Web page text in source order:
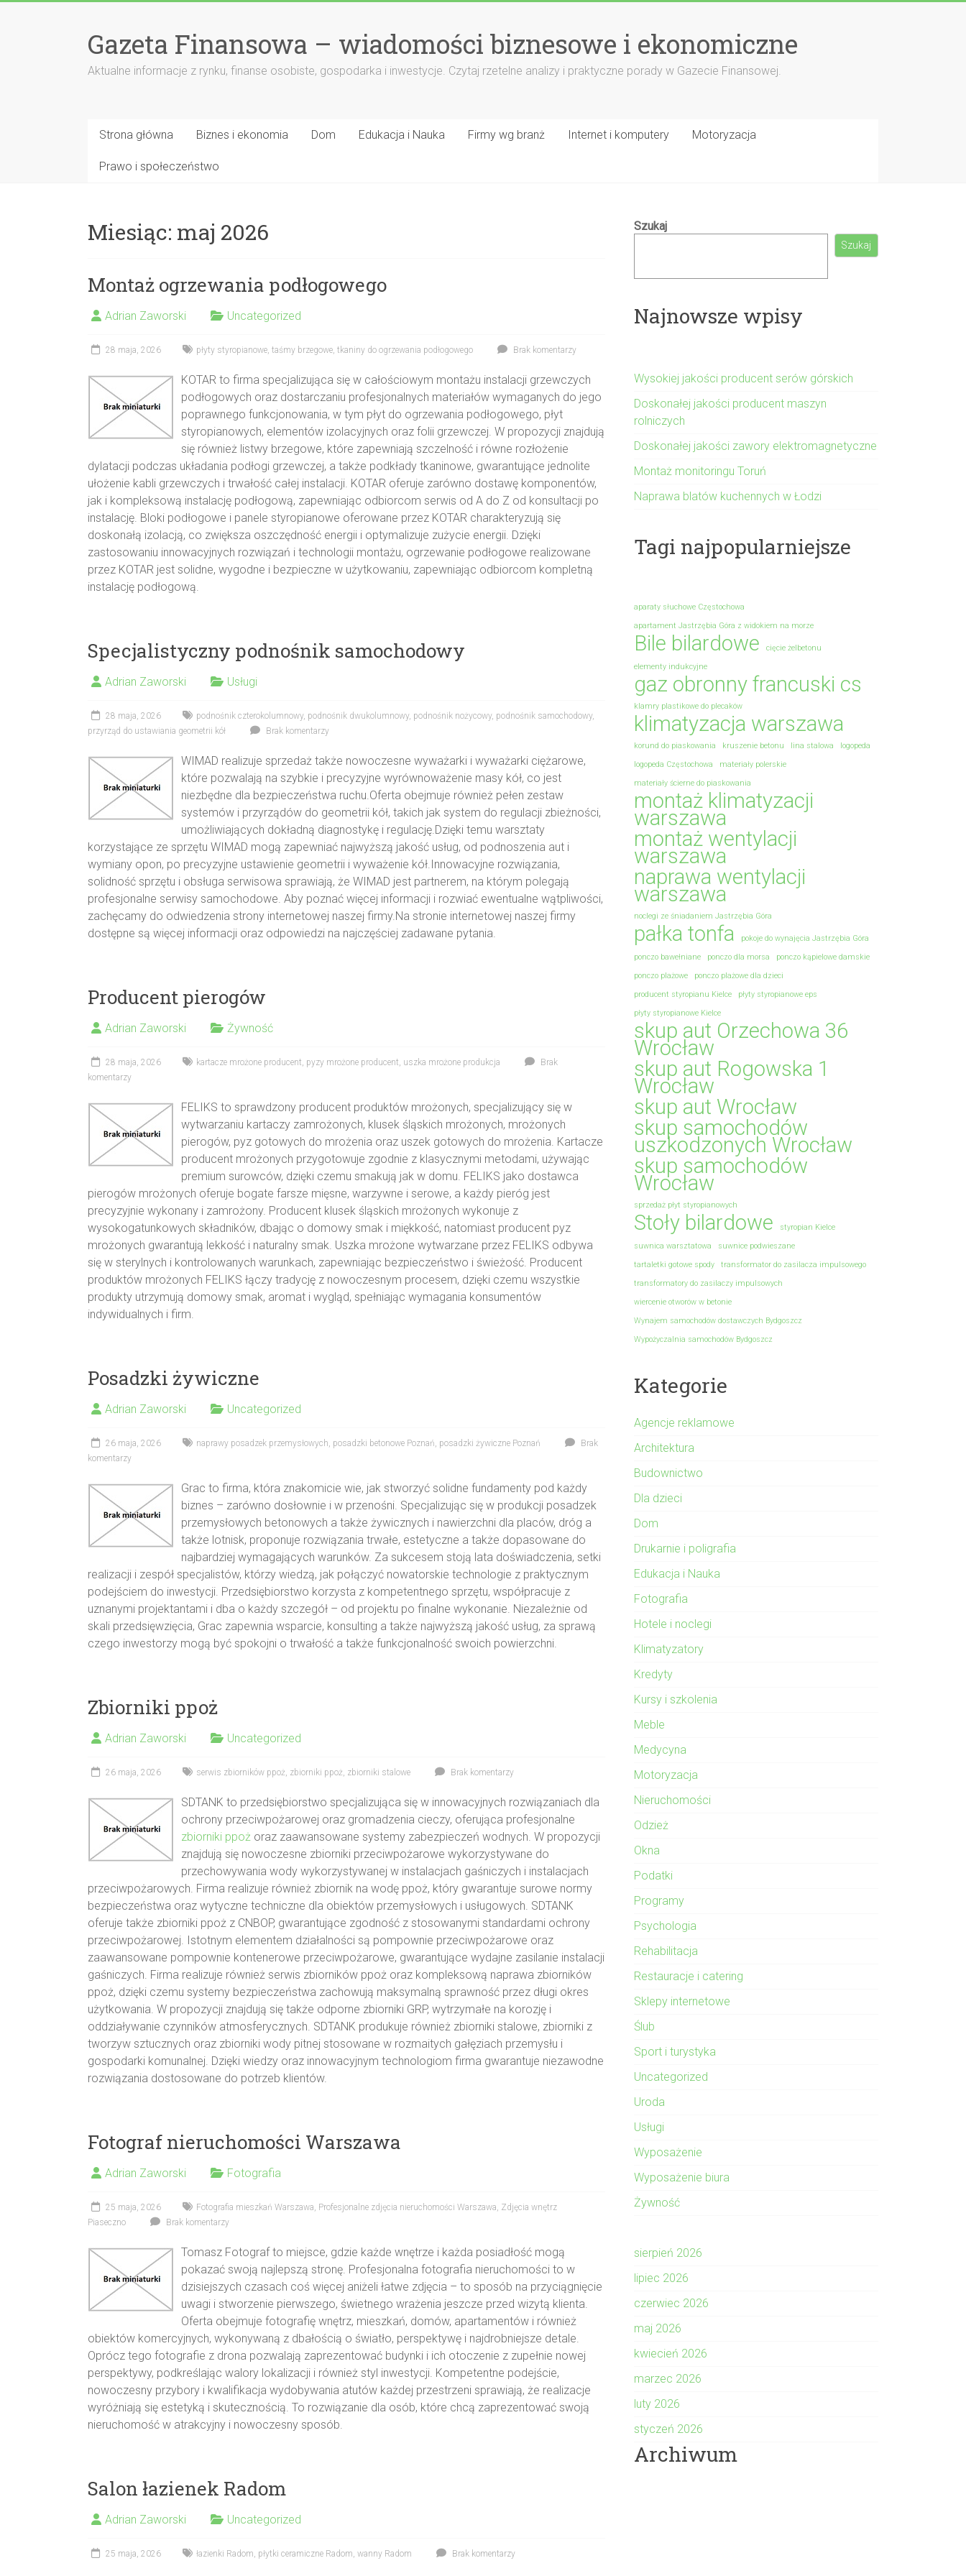
Gazeta Finansowa – wiadomości biznesowe i ekonomiczne
Aktualne informacje z rynku, finanse osobiste, gospodarka i inwestycje. Czytaj rzetelne analizy i praktyczne porady w Gazecie Finansowej.
Strona główna Biznes i ekonomia Dom Edukacja i Nauka Firmy wg branż Internet i komputery Motoryzacja
Prawo i społeczeństwo
Miesiąc: maj 2026
Montaż ogrzewania podłogowego
Adrian Zaworski Uncategorized
28 maja, 2026 płyty styropianowe, taśmy brzegowe, tkaniny do ogrzewania podłogowego Brak komentarzy
KOTAR to firma specjalizująca się w całościowym montażu instalacji grzewczych
podłogowych oraz dostarczaniu profesjonalnych materiałów wymaganych do jego
poprawnego funkcjonowania, w tym płyt do ogrzewania podłogowego, płyt
styropianowych, elementów izolacyjnych oraz folii grzewczej. W propozycji znajdują
się również listwy brzegowe, które zapewniają szczelność i równe rozłożenie
dylatacji podczas układania podłogi grzewczej, a także podkłady tkaninowe, gwarantujące jednolite
ułożenie kabli grzewczych i trwałość całej instalacji. KOTAR oferuje zarówno dostawę komponentów,
jak i kompleksową instalację podłogową, zapewniając odbiorcom serwis od A do Z od konsultacji po
instalację. Bloki podłogowe i panele styropianowe oferowane przez KOTAR charakteryzują się
doskonałą izolacją, co zwiększa oszczędność energii i optymalizuje zużycie energii. Dzięki
zastosowaniu innowacyjnych rozwiązań i technologii montażu, ogrzewanie podłogowe realizowane
przez KOTAR jest solidne, wygodne i bezpieczne w użytkowaniu, zapewniając odbiorcom kompletną
instalację podłogową.
Specjalistyczny podnośnik samochodowy
Adrian Zaworski Usługi
28 maja, 2026 podnośnik czterokolumnowy, podnośnik dwukolumnowy, podnośnik nożycowy, podnośnik samochodowy,
przyrząd do ustawiania geometrii kół
Brak komentarzy
WIMAD realizuje sprzedaż także nowoczesne wyważarki i wyważarki ciężarowe,
które pozwalają na szybkie i precyzyjne wyrównoważenie masy kół, co jest
niezbędne dla bezpieczeństwa ruchu.Oferta obejmuje również pełen zestaw
systemów i przyrządów do geometrii kół, takich jak system do regulacji zbieżności,
umożliwiających dokładną diagnostykę i regulację.Dzięki temu warsztaty
korzystające ze sprzętu WIMAD mogą zapewniać najwyższą jakość usług, od podnoszenia aut i
wymiany opon, po precyzyjne ustawienie geometrii i wyważenie kół.Innowacyjne rozwiązania,
solidność sprzętu i obsługa serwisowa sprawiają, że WIMAD jest partnerem, na którym polegają
profesjonalne serwisy samochodowe. Aby poznać więcej informacji i rozwiać ewentualne wątpliwości,
zachęcamy do odwiedzenia strony internetowej naszej firmy.Na stronie internetowej naszej firmy
dostępne są więcej informacji oraz odpowiedzi na najczęściej zadawane pytania.
Producent pierogów
Adrian Zaworski Żywność
28 maja, 2026 kartacze mrożone producent, pyzy mrożone producent, uszka mrożone produkcja
Brak
komentarzy
FELIKS to sprawdzony producent produktów mrożonych, specjalizujący się w
wytwarzaniu kartaczy zamrożonych, klusek śląskich mrożonych, mrożonych
pierogów, pyz gotowych do mrożenia oraz uszek gotowych do mrożenia. Kartacze
producent mrożonych przygotowuje zgodnie z klasycznymi metodami, używając
premium surowców, dzięki czemu smakują jak w domu. FELIKS jako dostawca
pierogów mrożonych oferuje bogate farsze mięsne, warzywne i serowe, a każdy pieróg jest
precyzyjnie wykonany i zamrożony. Producent klusek śląskich mrożonych wykonuje z
wysokogatunkowych składników, dbając o domowy smak i miękkość, natomiast producent pyz
mrożonych gwarantują lekkość i naturalny smak. Uszka mrożone wytwarzane przez FELIKS odbywa
się w sterylnych i kontrolowanych warunkach, zapewniając bezpieczeństwo i świeżość. Producent
produktów mrożonych FELIKS łączy tradycję z nowoczesnym procesem, dzięki czemu wszystkie
produkty utrzymują domowy smak, aromat i wygląd, spełniając wymagania konsumentów
indywidualnych i firm.
Posadzki żywiczne
Adrian Zaworski Uncategorized
26 maja, 2026 naprawy posadzek przemysłowych, posadzki betonowe Poznań, posadzki żywiczne Poznań
Brak
komentarzy
Grac to firma, która znakomicie wie, jak stworzyć solidne fundamenty pod każdy
biznes – zarówno dosłownie i w przenośni. Specjalizując się w produkcji posadzek
przemysłowych betonowych a także żywicznych i nawierzchni dla placów, dróg a
także lotnisk, proponuje rozwiązania trwałe, estetyczne a także dopasowane do
najbardziej wymagających warunków. Za sukcesem stoją lata doświadczenia, setki
realizacji i zespół specjalistów, którzy wiedzą, jak połączyć nowatorskie technologie z praktycznym
podejściem do inwestycji. Przedsiębiorstwo korzysta z kompetentnego sprzętu, współpracuje z
uznanymi projektantami i dba o każdy szczegół – od projektu po finalne wykonanie. Niezależnie od
skali przedsięwzięcia, Grac zapewnia wsparcie, konsulting a także najwyższą jakość usług, za sprawą
czego inwestorzy mogą być spokojni o trwałość a także funkcjonalność swoich powierzchni.
Zbiorniki ppoż
Adrian Zaworski Uncategorized
26 maja, 2026 serwis zbiorników ppoż, zbiorniki ppoż, zbiorniki stalowe Brak komentarzy
SDTANK to przedsiębiorstwo specjalizująca się w innowacyjnych rozwiązaniach dla
ochrony przeciwpożarowej oraz gromadzenia cieczy, oferująca profesjonalne
zbiorniki ppoż oraz zaawansowane systemy zabezpieczeń wodnych. W propozycji
znajdują się nowoczesne zbiorniki przeciwpożarowe wykorzystywane do
przechowywania wody wykorzystywanej w instalacjach gaśniczych i instalacjach
przeciwpożarowych. Firma realizuje również zbiornik na wodę ppoż, który gwarantuje surowe normy
bezpieczeństwa oraz wytyczne techniczne dla obiektów przemysłowych i usługowych. SDTANK
oferuje także zbiorniki ppoż z CNBOP, gwarantujące zgodność z stosowanymi standardami ochrony
przeciwpożarowej. Istotnym elementem działalności są pompownie przeciwpożarowe oraz
zaawansowane pompownie kontenerowe przeciwpożarowe, gwarantujące wydajne zasilanie instalacji
gaśniczych. Firma realizuje również serwis zbiorników ppoż oraz kompleksową naprawa zbiorników
ppoż, dzięki czemu systemy bezpieczeństwa zachowują maksymalną sprawność przez długi okres
użytkowania. W propozycji znajdują się także odporne zbiorniki GRP, wytrzymałe na korozję i
oddziaływanie czynników atmosferycznych. SDTANK produkuje również zbiorniki stalowe, zbiorniki z
tworzyw sztucznych oraz zbiorniki wody pitnej stosowane w rozmaitych gałęziach przemysłu i
gospodarki komunalnej. Dzięki wiedzy oraz innowacyjnym technologiom firma gwarantuje niezawodne
rozwiązania dostosowane do potrzeb klientów.
Fotograf nieruchomości Warszawa
Adrian Zaworski Fotografia
25 maja, 2026 Fotografia mieszkań Warszawa, Profesjonalne zdjęcia nieruchomości Warszawa, Zdjęcia wnętrz
Piaseczno
Brak komentarzy
Tomasz Fotograf to miejsce, gdzie każde wnętrze i każda posiadłość mogą
pokazać swoją najlepszą stronę. Profesjonalna fotografia nieruchomości to w
dzisiejszych czasach coś więcej aniżeli łatwe zdjęcia – to sposób na przyciągnięcie
uwagi i stworzenie pierwszego, świetnego wrażenia jeszcze przed wizytą klienta.
Oferta obejmuje fotografię wnętrz, mieszkań, domów, apartamentów i również
obiektów komercyjnych, wykonywaną z dbałością o światło, perspektywę i najdrobniejsze detale.
Oprócz tego fotografie z drona pozwalają zaprezentować budynki i ich otoczenie z zupełnie nowej
perspektywy, podkreślając walory lokalizacji i również styl inwestycji. Kompetentne podejście,
nowoczesny przybory i kwalifikacja wydobywania atutów każdej przestrzeni sprawiają, że realizacje
wyróżniają się estetyką i skutecznością. To rozwiązanie dla osób, które chcą zaprezentować swoją
nieruchomość w atrakcyjny i nowoczesny sposób.
Salon łazienek Radom
Adrian Zaworski Uncategorized
25 maja, 2026 łazienki Radom, płytki ceramiczne Radom, wanny Radom Brak komentarzy
Szukaj
Szukaj
Najnowsze wpisy
Wysokiej jakości producent serów górskich
Doskonałej jakości producent maszyn
rolniczych
Doskonałej jakości zawory elektromagnetyczne
Montaż monitoringu Toruń
Naprawa blatów kuchennych w Łodzi
Tagi najpopularniejsze
aparaty słuchowe Częstochowa
apartament Jastrzębia Góra z widokiem na morze
Bile bilardowe
cięcie żelbetonu
elementy indukcyjne
gaz obronny francuski cs
klamry plastikowe do plecaków
klimatyzacja warszawa
korund do piaskowania kruszenie betonu lina stalowa
logopeda
logopeda Częstochowa
materiały polerskie
materiały ścierne do piaskowania
montaż klimatyzacji
warszawa
montaż wentylacji
warszawa
naprawa wentylacji
warszawa
noclegi ze śniadaniem Jastrzębia Góra
pałka tonfa
pokoje do wynajęcia Jastrzębia Góra
ponczo bawełniane
ponczo dla morsa
ponczo kąpielowe damskie
ponczo plażowe
ponczo plażowe dla dzieci
producent styropianu Kielce
płyty styropianowe eps
płyty styropianowe Kielce
skup aut Orzechowa 36
Wrocław
skup aut Rogowska 1
Wrocław
skup aut Wrocław
skup samochodów
uszkodzonych Wrocław
skup samochodów
Wrocław
sprzedaż płyt styropianowych
Stoły bilardowe
styropian Kielce
suwnica warsztatowa
suwnice podwieszane
tartaletki gotowe spody
transformator do zasilacza impulsowego
transformatory do zasilaczy impulsowych
wiercenie otworów w betonie
Wynajem samochodów dostawczych Bydgoszcz
Wypożyczalnia samochodów Bydgoszcz
Kategorie
Agencje reklamowe
Architektura
Budownictwo
Dla dzieci
Dom
Drukarnie i poligrafia
Edukacja i Nauka
Fotografia
Hotele i noclegi
Klimatyzatory
Kredyty
Kursy i szkolenia
Meble
Medycyna
Motoryzacja
Nieruchomości
Odzież
Okna
Podatki
Programy
Psychologia
Rehabilitacja
Restauracje i catering
Sklepy internetowe
Ślub
Sport i turystyka
Uncategorized
Uroda
Usługi
Wyposażenie
Wyposażenie biura
Żywność
sierpień 2026
lipiec 2026
czerwiec 2026
maj 2026
kwiecień 2026
marzec 2026
luty 2026
styczeń 2026
Archiwum